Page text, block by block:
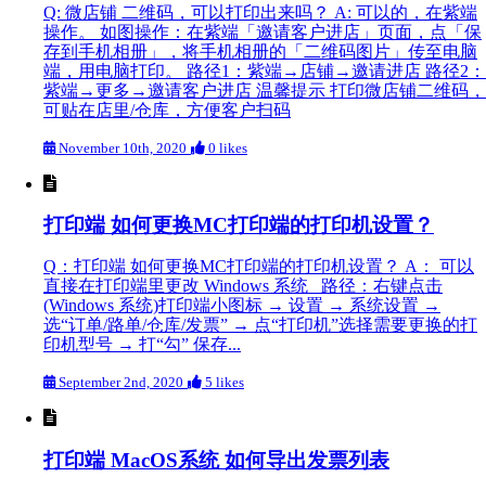
Q: 微店铺 二维码，可以打印出来吗？ A: 可以的，在紫端
操作。 如图操作：在紫端「邀请客户进店」页面，点「保
存到手机相册」，将手机相册的「二维码图片」传至电脑
端，用电脑打印。 路径1：紫端→店铺→邀请进店 路径2：
紫端→更多→邀请客户进店 温馨提示 打印微店铺二维码，
可贴在店里/仓库，方便客户扫码
November 10th, 2020 0 likes
打印端 如何更换MC打印端的打印机设置？
Q：打印端 如何更换MC打印端的打印机设置？ A： 可以
直接在打印端里更改 Windows 系统 路径：右键点击
(Windows 系统)打印端小图标 → 设置 → 系统设置 →
选“订单/路单/仓库/发票” → 点“打印机”选择需要更换的打
印机型号 → 打“勾” 保存...
September 2nd, 2020 5 likes
打印端 MacOS系统 如何导出发票列表